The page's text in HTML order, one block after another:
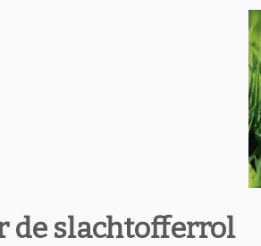
de slachtofferrol